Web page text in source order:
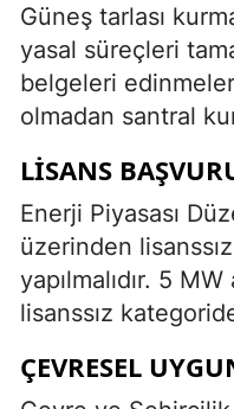
Güneş tarlası
yasal süreçleri
belgeleri
olmadan santral
LISANS
Enerji Piyasası
üzerinden
yapılmalıdır. 5
lisanssız
ÇEVRESEL